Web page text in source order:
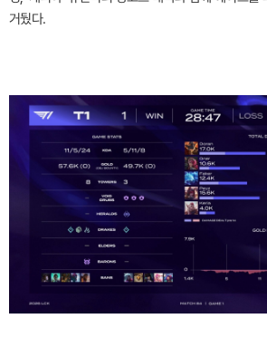
거뒀다.